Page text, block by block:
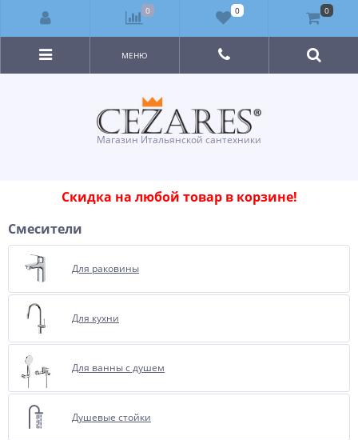
Магазин Итальянской сантехники
МЕНЮ
Скидка на любой товар в корзине!
Смесители
Для раковины
Для кухни
Для ванны с душем
Душевые стойки
0 0 0